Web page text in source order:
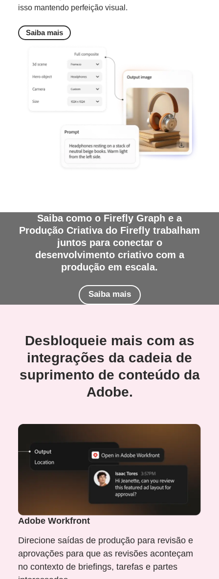
isso mantendo perfeição visual.
Saiba mais
Saiba como o Firefly Graph e a
Produção Criativa do Firefly trabalham
juntos para conectar o
desenvolvimento criativo com a
produção em escala.
Saiba mais
Desbloqueie mais com as
integrações da cadeia de
suprimento de conteúdo da
Adobe.
Adobe Workfront
Direcione saídas de produção para revisão e
aprovações para que as revisões aconteçam
no contexto de briefings, tarefas e partes